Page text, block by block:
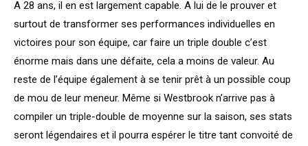
A 28 ans, il en est largement capable. A lui de le prouver et
surtout de transformer ses performances individuelles en
victoires pour son équipe, car faire un triple double c’est
énorme mais dans une défaite, cela a moins de valeur. Au
reste de l’équipe également à se tenir prêt à un possible coup
de mou de leur meneur. Même si Westbrook n’arrive pas à
compiler un triple-double de moyenne sur la saison, ses stats
seront légendaires et il pourra espérer le titre tant convoité de